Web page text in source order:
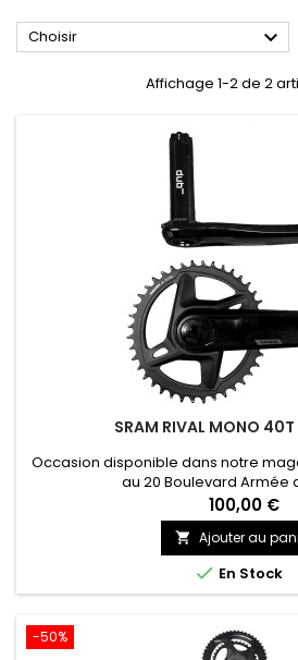
Choisir 
Affichage 1-2 de 2
SRAM RIVAL MONO 40T
Occasion disponible dans notre
au 20 Boulevard Armée
100,00 €
 Ajouter au
 En Stock
-50%